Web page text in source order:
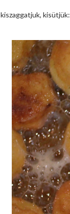
kiszaggatjuk, kisütjük: